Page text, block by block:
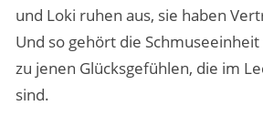
und Loki ruhen aus, sie haben
Und so gehört die
zu jenen Glücksgefühlen, die im
sind.